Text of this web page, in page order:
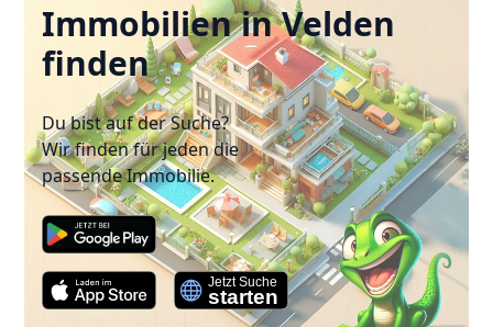
Immobilien in Velden
finden
Du bist auf der Suche?
Wir finden für jeden die
passende Immobilie.